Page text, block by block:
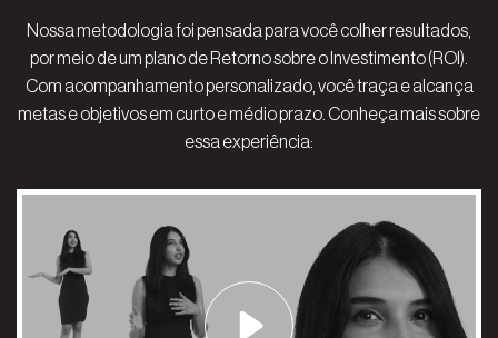
Nossa metodologia foi pensada para você colher resultados,
por meio de um plano de Retorno sobre o Investimento (ROI).
Com acompanhamento personalizado, você traça e alcança
metas e objetivos em curto e médio prazo. Conheça mais sobre
essa experiência: